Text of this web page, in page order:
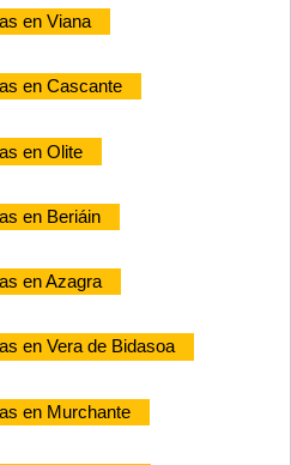
en Viana
en Cascante
en Olite
en Beriáin
en Azagra
en Vera de Bidasoa
en Murchante